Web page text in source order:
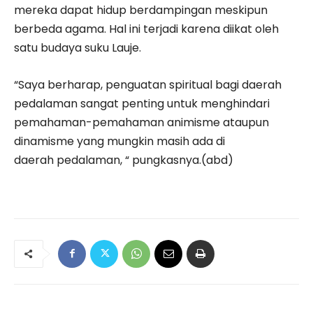
mereka dapat hidup berdampingan meskipun
berbeda agama. Hal ini terjadi karena diikat oleh
satu budaya suku Lauje.
“Saya berharap, penguatan spiritual bagi daerah
pedalaman sangat penting untuk menghindari
pemahaman-pemahaman animisme ataupun
dinamisme yang mungkin masih ada di
daerah pedalaman, “ pungkasnya.(abd)